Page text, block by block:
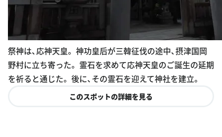
祭神は、応神天皇。 神功皇后が三韓征伐の途中、摂津国岡
野村に立ち寄った。 霊石を求めて応神天皇のご誕生の延期
を祈ると通じた。 後に、その霊石を迎えて神社を建立。
このスポットの詳細を見る